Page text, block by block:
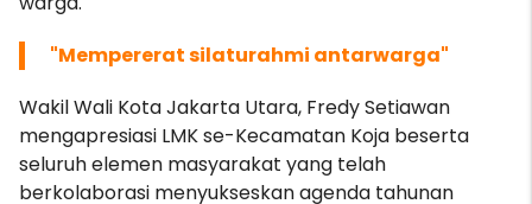
"Mempererat silaturahmi antarwarga"
Wakil Wali Kota Jakarta Utara, Fredy Setiawan
mengapresiasi LMK se-Kecamatan Koja beserta
seluruh elemen masyarakat yang telah
berkolaborasi menyukseskan agenda tahunan